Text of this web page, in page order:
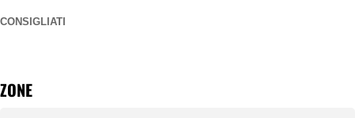
CONSIGLIATI
ZONE